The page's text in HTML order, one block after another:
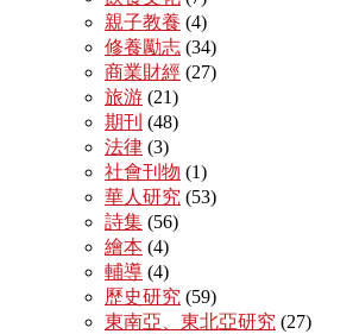
親子教養 (4)
修養勵志 (34)
商業財經 (27)
旅游 (21)
期刊 (48)
法律 (3)
社會刊物 (1)
華人研究 (53)
詩集 (56)
繪本 (4)
輔導 (4)
歷史研究 (59)
東南亞、東北亞研究 (27)